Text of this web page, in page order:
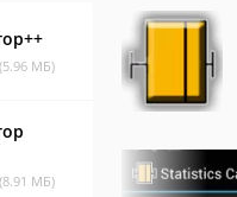
МБ)
МБ)